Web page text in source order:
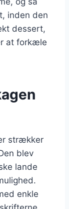
inden den
dessert,
at forkæle
strækker
blev
lande
enkle